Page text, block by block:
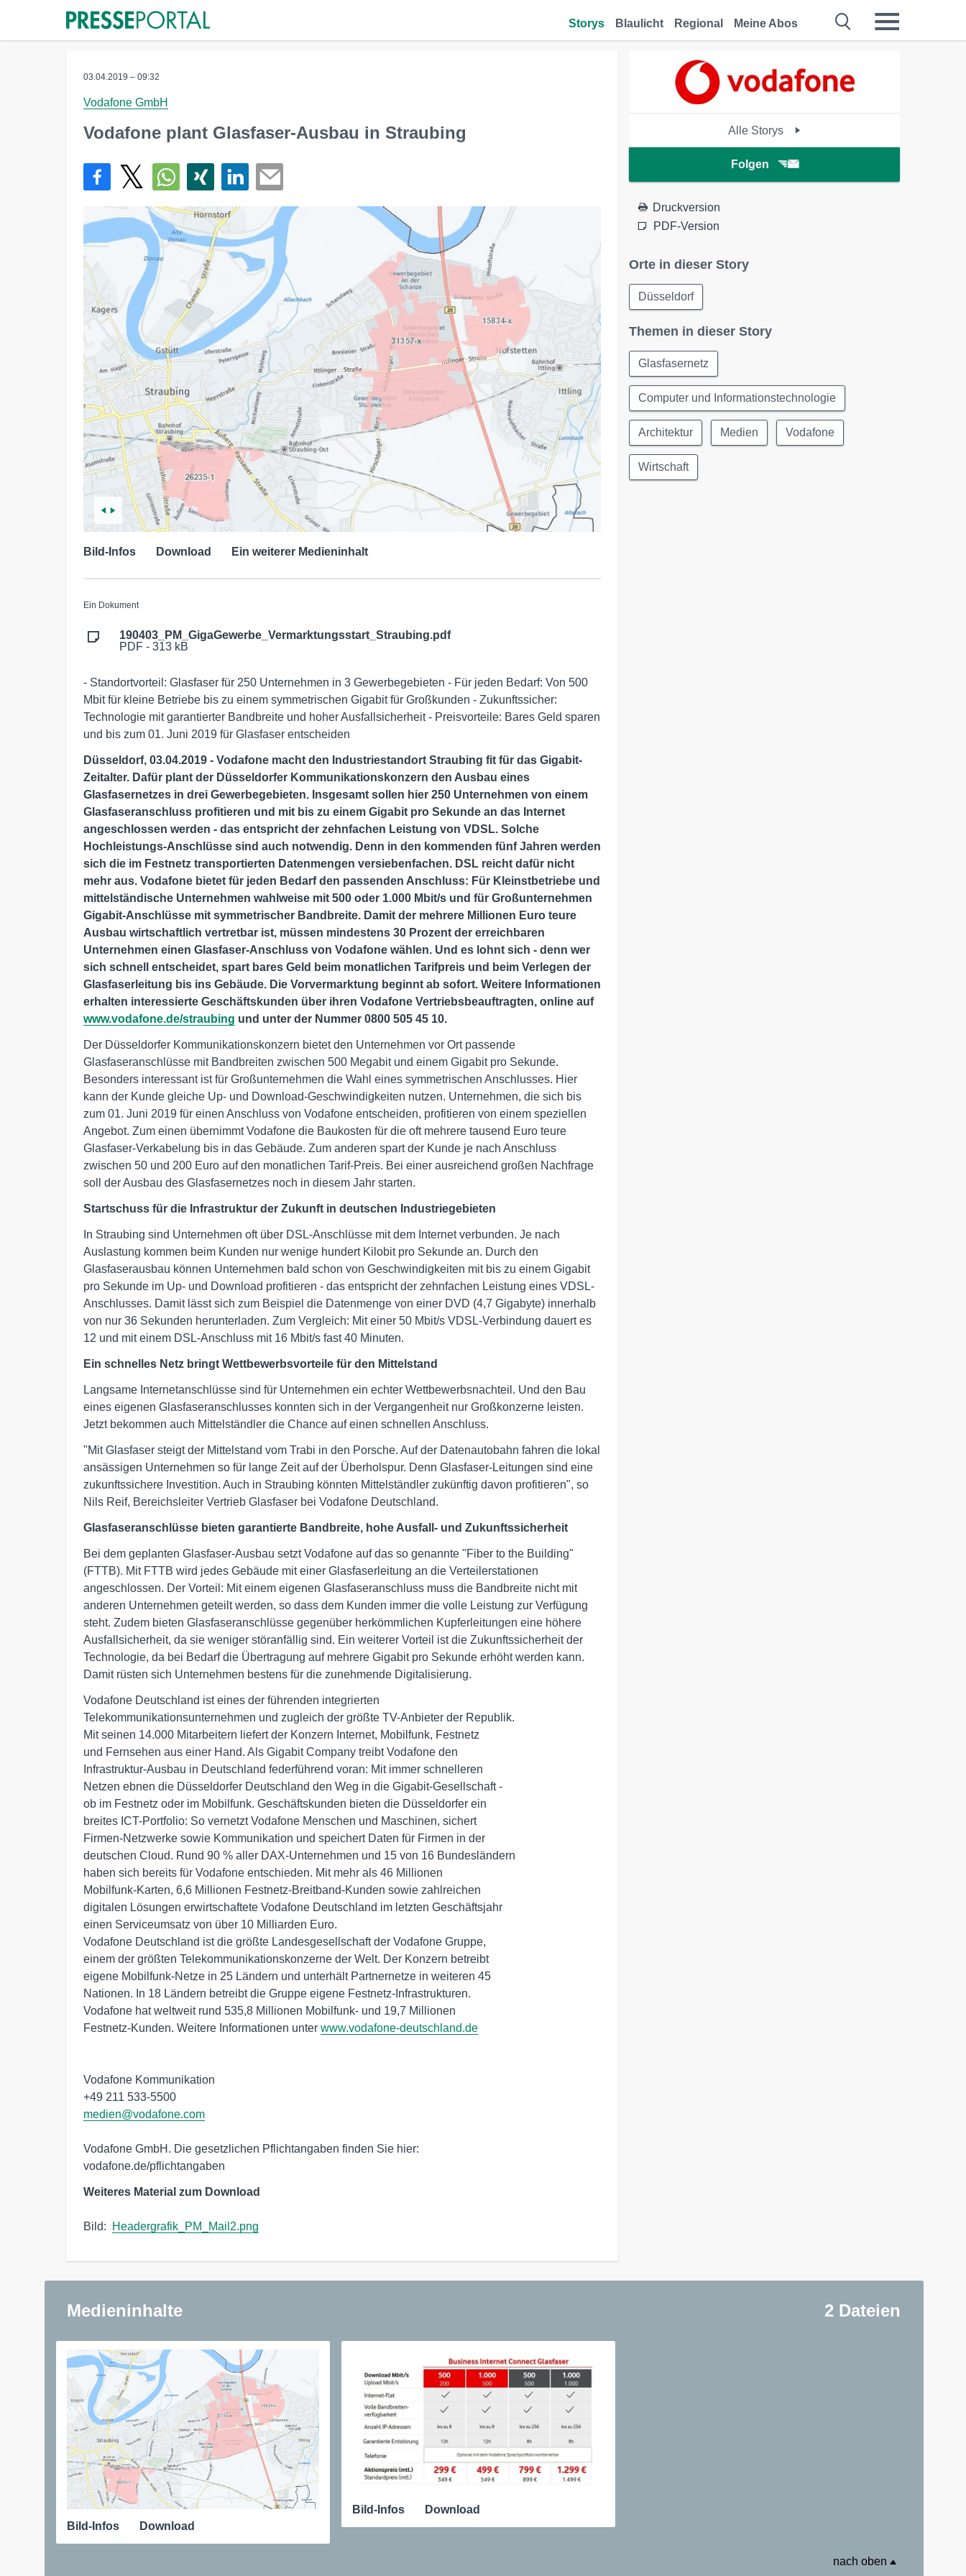
Storys Blaulicht Regional Meine Abos
03.04.2019 – 09:32
Vodafone GmbH
Vodafone plant Glasfaser-Ausbau in Straubing
Bild-Infos Download Ein weiterer Medieninhalt
Ein Dokument
190403_PM_GigaGewerbe_Vermarktungsstart_Straubing.pdf
PDF - 313 kB
- Standortvorteil: Glasfaser für 250 Unternehmen in 3 Gewerbegebieten - Für jeden Bedarf: Von 500
Mbit für kleine Betriebe bis zu einem symmetrischen Gigabit für Großkunden - Zukunftssicher:
Technologie mit garantierter Bandbreite und hoher Ausfallsicherheit - Preisvorteile: Bares Geld sparen
und bis zum 01. Juni 2019 für Glasfaser entscheiden
Düsseldorf, 03.04.2019 - Vodafone macht den Industriestandort Straubing fit für das Gigabit-
Zeitalter. Dafür plant der Düsseldorfer Kommunikationskonzern den Ausbau eines
Glasfasernetzes in drei Gewerbegebieten. Insgesamt sollen hier 250 Unternehmen von einem
Glasfaseranschluss profitieren und mit bis zu einem Gigabit pro Sekunde an das Internet
angeschlossen werden - das entspricht der zehnfachen Leistung von VDSL. Solche
Hochleistungs-Anschlüsse sind auch notwendig. Denn in den kommenden fünf Jahren werden
sich die im Festnetz transportierten Datenmengen versiebenfachen. DSL reicht dafür nicht
mehr aus. Vodafone bietet für jeden Bedarf den passenden Anschluss: Für Kleinstbetriebe und
mittelständische Unternehmen wahlweise mit 500 oder 1.000 Mbit/s und für Großunternehmen
Gigabit-Anschlüsse mit symmetrischer Bandbreite. Damit der mehrere Millionen Euro teure
Ausbau wirtschaftlich vertretbar ist, müssen mindestens 30 Prozent der erreichbaren
Unternehmen einen Glasfaser-Anschluss von Vodafone wählen. Und es lohnt sich - denn wer
sich schnell entscheidet, spart bares Geld beim monatlichen Tarifpreis und beim Verlegen der
Glasfaserleitung bis ins Gebäude. Die Vorvermarktung beginnt ab sofort. Weitere Informationen
erhalten interessierte Geschäftskunden über ihren Vodafone Vertriebsbeauftragten, online auf
www.vodafone.de/straubing und unter der Nummer 0800 505 45 10.
Der Düsseldorfer Kommunikationskonzern bietet den Unternehmen vor Ort passende
Glasfaseranschlüsse mit Bandbreiten zwischen 500 Megabit und einem Gigabit pro Sekunde.
Besonders interessant ist für Großunternehmen die Wahl eines symmetrischen Anschlusses. Hier
kann der Kunde gleiche Up- und Download-Geschwindigkeiten nutzen. Unternehmen, die sich bis
zum 01. Juni 2019 für einen Anschluss von Vodafone entscheiden, profitieren von einem speziellen
Angebot. Zum einen übernimmt Vodafone die Baukosten für die oft mehrere tausend Euro teure
Glasfaser-Verkabelung bis in das Gebäude. Zum anderen spart der Kunde je nach Anschluss
zwischen 50 und 200 Euro auf den monatlichen Tarif-Preis. Bei einer ausreichend großen Nachfrage
soll der Ausbau des Glasfasernetzes noch in diesem Jahr starten.
Startschuss für die Infrastruktur der Zukunft in deutschen Industriegebieten
In Straubing sind Unternehmen oft über DSL-Anschlüsse mit dem Internet verbunden. Je nach
Auslastung kommen beim Kunden nur wenige hundert Kilobit pro Sekunde an. Durch den
Glasfaserausbau können Unternehmen bald schon von Geschwindigkeiten mit bis zu einem Gigabit
pro Sekunde im Up- und Download profitieren - das entspricht der zehnfachen Leistung eines VDSL-
Anschlusses. Damit lässt sich zum Beispiel die Datenmenge von einer DVD (4,7 Gigabyte) innerhalb
von nur 36 Sekunden herunterladen. Zum Vergleich: Mit einer 50 Mbit/s VDSL-Verbindung dauert es
12 und mit einem DSL-Anschluss mit 16 Mbit/s fast 40 Minuten.
Ein schnelles Netz bringt Wettbewerbsvorteile für den Mittelstand
Langsame Internetanschlüsse sind für Unternehmen ein echter Wettbewerbsnachteil. Und den Bau
eines eigenen Glasfaseranschlusses konnten sich in der Vergangenheit nur Großkonzerne leisten.
Jetzt bekommen auch Mittelständler die Chance auf einen schnellen Anschluss.
"Mit Glasfaser steigt der Mittelstand vom Trabi in den Porsche. Auf der Datenautobahn fahren die lokal
ansässigen Unternehmen so für lange Zeit auf der Überholspur. Denn Glasfaser-Leitungen sind eine
zukunftssichere Investition. Auch in Straubing könnten Mittelständler zukünftig davon profitieren", so
Nils Reif, Bereichsleiter Vertrieb Glasfaser bei Vodafone Deutschland.
Glasfaseranschlüsse bieten garantierte Bandbreite, hohe Ausfall- und Zukunftssicherheit
Bei dem geplanten Glasfaser-Ausbau setzt Vodafone auf das so genannte "Fiber to the Building"
(FTTB). Mit FTTB wird jedes Gebäude mit einer Glasfaserleitung an die Verteilerstationen
angeschlossen. Der Vorteil: Mit einem eigenen Glasfaseranschluss muss die Bandbreite nicht mit
anderen Unternehmen geteilt werden, so dass dem Kunden immer die volle Leistung zur Verfügung
steht. Zudem bieten Glasfaseranschlüsse gegenüber herkömmlichen Kupferleitungen eine höhere
Ausfallsicherheit, da sie weniger störanfällig sind. Ein weiterer Vorteil ist die Zukunftssicherheit der
Technologie, da bei Bedarf die Übertragung auf mehrere Gigabit pro Sekunde erhöht werden kann.
Damit rüsten sich Unternehmen bestens für die zunehmende Digitalisierung.
Vodafone Deutschland ist eines der führenden integrierten
Telekommunikationsunternehmen und zugleich der größte TV-Anbieter der Republik.
Mit seinen 14.000 Mitarbeitern liefert der Konzern Internet, Mobilfunk, Festnetz
und Fernsehen aus einer Hand. Als Gigabit Company treibt Vodafone den
Infrastruktur-Ausbau in Deutschland federführend voran: Mit immer schnelleren
Netzen ebnen die Düsseldorfer Deutschland den Weg in die Gigabit-Gesellschaft -
ob im Festnetz oder im Mobilfunk. Geschäftskunden bieten die Düsseldorfer ein
breites ICT-Portfolio: So vernetzt Vodafone Menschen und Maschinen, sichert
Firmen-Netzwerke sowie Kommunikation und speichert Daten für Firmen in der
deutschen Cloud. Rund 90 % aller DAX-Unternehmen und 15 von 16 Bundesländern
haben sich bereits für Vodafone entschieden. Mit mehr als 46 Millionen
Mobilfunk-Karten, 6,6 Millionen Festnetz-Breitband-Kunden sowie zahlreichen
digitalen Lösungen erwirtschaftete Vodafone Deutschland im letzten Geschäftsjahr
einen Serviceumsatz von über 10 Milliarden Euro.
Vodafone Deutschland ist die größte Landesgesellschaft der Vodafone Gruppe,
einem der größten Telekommunikationskonzerne der Welt. Der Konzern betreibt
eigene Mobilfunk-Netze in 25 Ländern und unterhält Partnernetze in weiteren 45
Nationen. In 18 Ländern betreibt die Gruppe eigene Festnetz-Infrastrukturen.
Vodafone hat weltweit rund 535,8 Millionen Mobilfunk- und 19,7 Millionen
Festnetz-Kunden. Weitere Informationen unter www.vodafone-deutschland.de
Vodafone Kommunikation
medien@vodafone.com
Vodafone GmbH. Die gesetzlichen Pflichtangaben finden Sie hier:
vodafone.de/pflichtangaben
Weiteres Material zum Download
Bild: Headergrafik_PM_Mail2.png
Alle Storys
Folgen
Druckversion
PDF-Version
Orte in dieser Story
Düsseldorf
Themen in dieser Story
Glasfasernetz
Computer und Informationstechnologie
Architektur Medien Vodafone
Wirtschaft
Medieninhalte 2 Dateien
Bild-Infos Download
Bild-Infos Download
nach oben